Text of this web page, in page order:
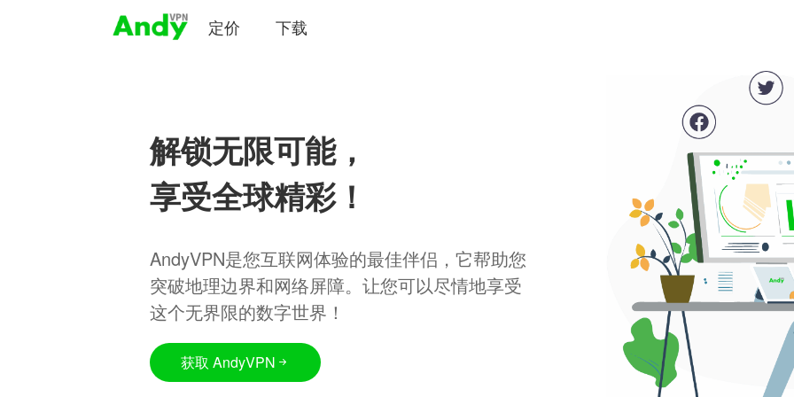
定价 下载
解锁无限可能，
享受全球精彩！
AndyVPN是您互联网体验的最佳伴侣，它帮助您
突破地理边界和网络屏障。让您可以尽情地享受
这个无界限的数字世界！
获取 AndyVPN